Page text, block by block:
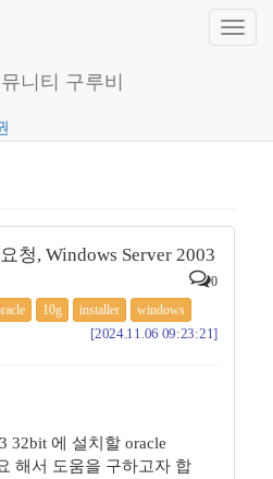
니티 구루비
청, Windows Server 2003
0
10g installer
windows
[2024.11.06 09:23:21]
32bit 에 설치할 oracle
해서 도움을 구하고자 합